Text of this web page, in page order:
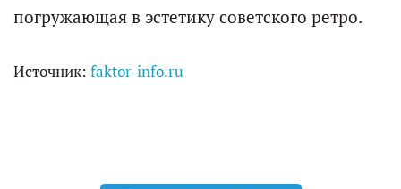
погружающая в эстетику советского ретро.
Источник: faktor-info.ru